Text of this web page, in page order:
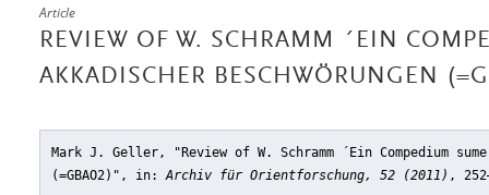
Article
REVIEW OF W. SCHRAMM ´EIN
AKKADISCHER BESCHWÖRUNGEN
Mark J. Geller, "Review of W. Schramm ´Ein Compedium
(=GBAO2)" , in:Archiv für Orientforschung, 52 (2011) ,